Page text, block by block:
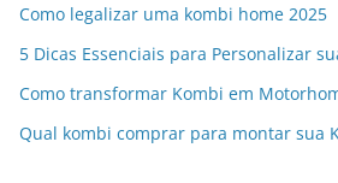
Como legalizar uma kombi home 2025
5 Dicas Essenciais para Personalizar
Como transformar Kombi em
Qual kombi comprar para montar sua